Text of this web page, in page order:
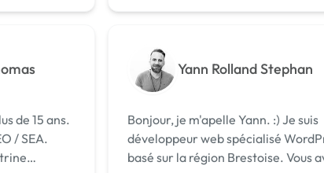
de 15 ans.
/ SEA.
Yann Rolland Stephan
Bonjour, je m'apelle Yann. :) Je suis
développeur web spécialisé
basé sur la région Brestoise. Vous avez un